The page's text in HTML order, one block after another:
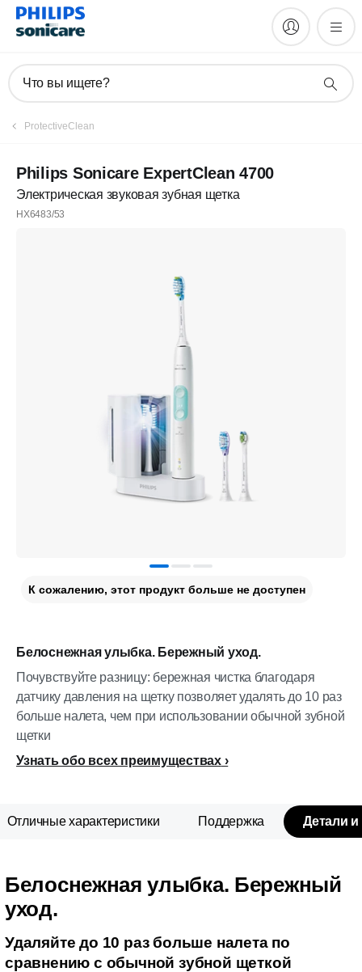
Что вы ищете?
ProtectiveClean
Philips Sonicare ExpertClean 4700
Электрическая звуковая зубная щетка
HX6483/53
Белоснежная улыбка. Бережный уход.
Почувствуйте разницу: бережная чистка благодаря
датчику давления на щетку позволяет удалять до 10 раз
больше налета, чем при использовании обычной зубной
щетки
Узнать обо всех преимуществах
К сожалению, этот продукт больше не доступен
Отличные характеристики Поддержка Детали и
Белоснежная улыбка. Бережный
уход.
Удаляйте до 10 раз больше налета по
сравнению с обычной зубной щеткой